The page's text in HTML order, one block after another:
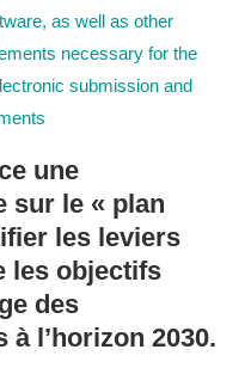
as well as other
necessary for the
submission and
une
sur le « plan
les leviers
les objectifs
des
l’horizon 2030.